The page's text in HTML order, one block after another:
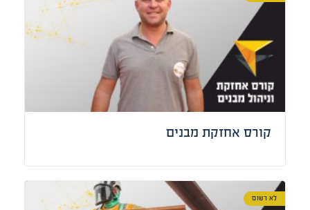
קורס אחזקת מבנים
לא רשום